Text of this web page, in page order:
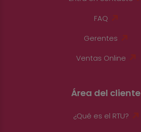
FAQ
Gerentes
Ventas Online
Área del cliente
¿Qué es el RTU?